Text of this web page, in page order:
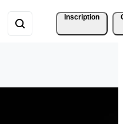
Inscription